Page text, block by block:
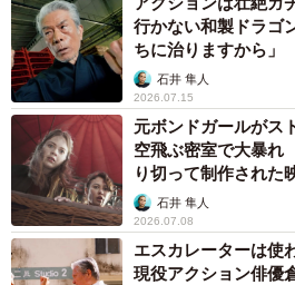
行かない和製ドラゴ
ちに治りますから」
石井 隼人
2026.07.15
元ボンドガールがス
空飛ぶ密室で大暴
り切って制作された
空16000フィート』
石井 隼人
2026.07.08
エスカレーターは
現役アクション俳